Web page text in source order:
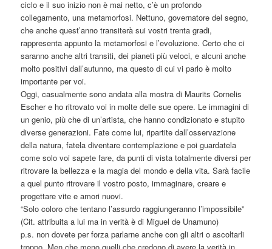
ciclo e il suo inizio non è mai netto, c’è un profondo
collegamento, una metamorfosi. Nettuno, governatore del segno,
che anche quest’anno transiterà sui vostri trenta gradi,
rappresenta appunto la metamorfosi e l’evoluzione. Certo che ci
saranno anche altri transiti, dei pianeti più veloci, e alcuni anche
molto positivi dall’autunno, ma questo di cui vi parlo è molto
importante per voi.
Oggi, casualmente sono andata alla mostra di Maurits Cornelis
Escher e ho ritrovato voi in molte delle sue opere. Le immagini di
un genio, più che di un’artista, che hanno condizionato e stupito
diverse generazioni. Fate come lui, ripartite dall’osservazione
della natura, fatela diventare contemplazione e poi guardatela
come solo voi sapete fare, da punti di vista totalmente diversi per
ritrovare la bellezza e la magia del mondo e della vita. Sarà facile
a quel punto ritrovare il vostro posto, immaginare, creare e
progettare vite e amori nuovi.
“Solo coloro che tentano l’assurdo raggiungeranno l’impossibile”
(Cit. attribuita a lui ma in verità è di Miguel de Unamuno)
p.s. non dovete per forza parlarne anche con gli altri o ascoltarli